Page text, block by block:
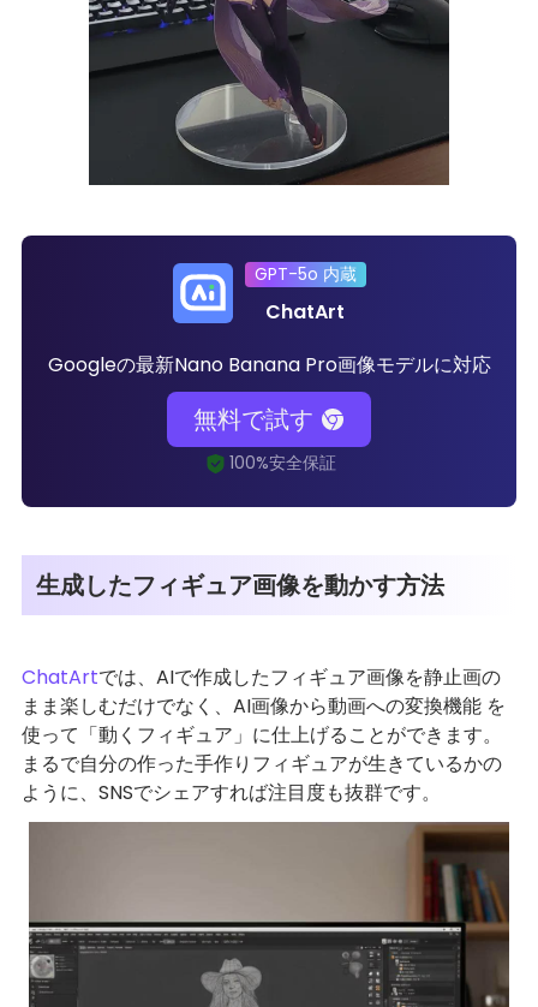
GPT-5o 内蔵
ChatArt
Googleの最新Nano Banana Pro画像モデルに対応
無料で試す
生成したフィギュア画像を動かす方法
ChatArtでは、AIで作成したフィギュア画像を静止画の
まま楽しむだけでなく、AI画像から動画への変換機能 を
使って「動くフィギュア」に仕上げることができます。
まるで自分の作った手作りフィギュアが生きているかの
ように、SNSでシェアすれば注目度も抜群です。